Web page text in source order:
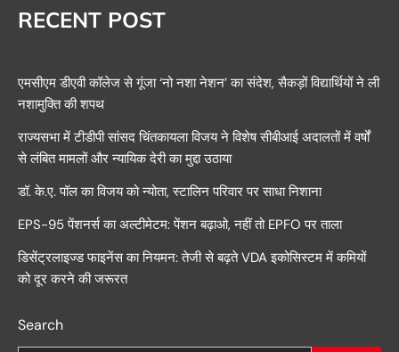
RECENT POST
एमसीएम डीएवी कॉलेज से गूंजा ‘नो नशा नेशन’ का संदेश, सैकड़ों विद्यार्थियों ने ली
नशामुक्ति की शपथ
राज्यसभा में टीडीपी सांसद चिंतकायला विजय ने विशेष सीबीआई अदालतों में वर्षों
से लंबित मामलों और न्यायिक देरी का मुद्दा उठाया
डॉ. के.ए. पॉल का विजय को न्योता, स्टालिन परिवार पर साधा निशाना
EPS-95 पेंशनर्स का अल्टीमेटम: पेंशन बढ़ाओ, नहीं तो EPFO पर ताला
डिसेंट्रलाइज्ड फाइनेंस का नियमन: तेजी से बढ़ते VDA इकोसिस्टम में कमियों
को दूर करने की जरूरत
Search